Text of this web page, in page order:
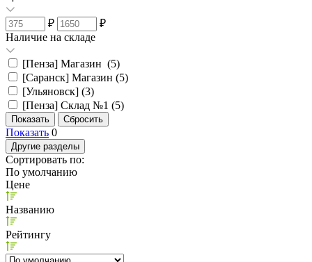
₽
₽
Наличие на складе
[Пенза] Магазин (5)
[Саранск] Магазин (5)
[Ульяновск] (3)
[Пенза] Склад №1 (5)
Показать 0
Другие разделы
Сортировать по:
По умолчанию
Цене
Названию
Рейтингу